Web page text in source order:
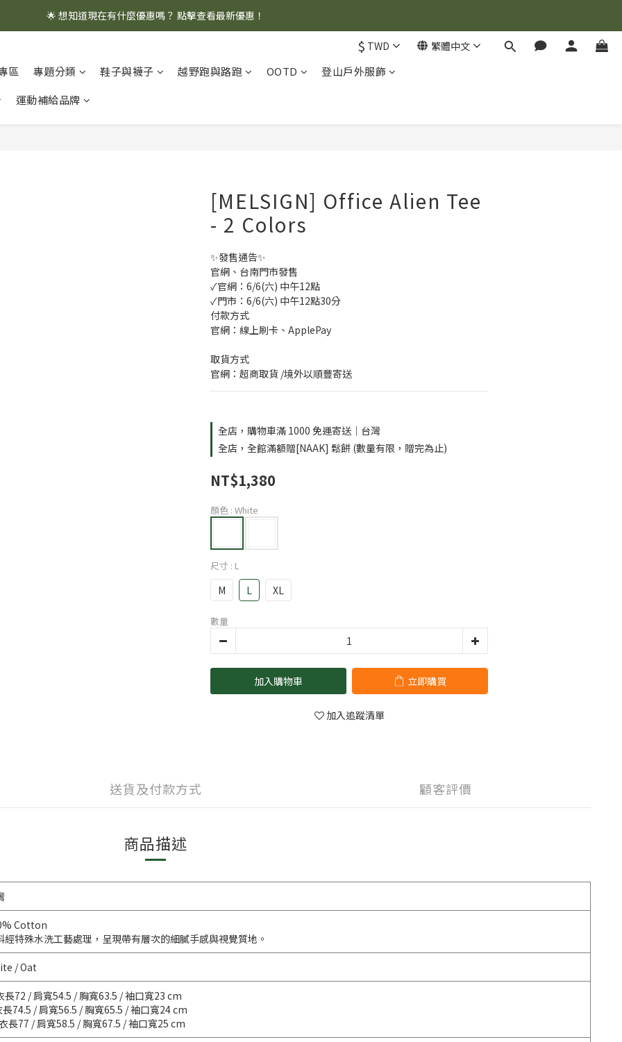
🌟 想知道現在有什麼優惠嗎？ 點擊查看最新優惠！
🌟 想知道現在有什麼優惠嗎？ 點擊查看最新優惠！
🌟 想知道現在有什麼優惠嗎？ 點擊查看最新優惠！
$ TWD 繁體中文
區 專題分類 鞋子與襪子 越野跑與路跑 OOTD
登山戶外服飾
運動補給品牌
[MELSIGN] Office Alien Tee
- 2 Colors
✨發售通告✨
官網、台南門市發售
✓官網：6/6(六) 中午12點
✓門市：6/6(六) 中午12點30分
付款方式
官網：線上刷卡、ApplePay
取貨方式
官網：超商取貨 /境外以順豐寄送
全店，購物車滿 1000 免運寄送｜台灣
全店，全館滿額贈[NAAK] 鬆餅 (數量有限，贈完為止)
NT$1,380
顏色 : White
尺寸 : L
M L XL
數量
加入購物車 立即購買
加入追蹤清單
送貨及付款方式 顧客評價
商品描述
Cotton
經特殊水洗工藝處理，呈現帶有層次的細膩手感與視覺質地。
/ Oat
長72 / 肩寬54.5 / 胸寬63.5 / 袖口寬23 cm
長74.5 / 肩寬56.5 / 胸寬65.5 / 袖口寬24 cm
長77 / 肩寬58.5 / 胸寬67.5 / 袖口寬25 cm